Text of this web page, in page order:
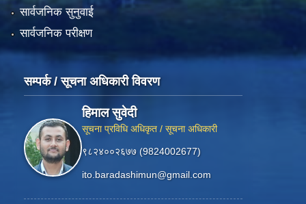
सार्वजनिक सुनुवाई
सार्वजनिक परीक्षण
सम्पर्क / सूचना अधिकारी विवरण
हिमाल सुवेदी
सूचना प्रविधि अधिकृत / सूचना अधिकारी
९८२४००२६७७ (9824002677)
ito.baradashimun@gmail.com